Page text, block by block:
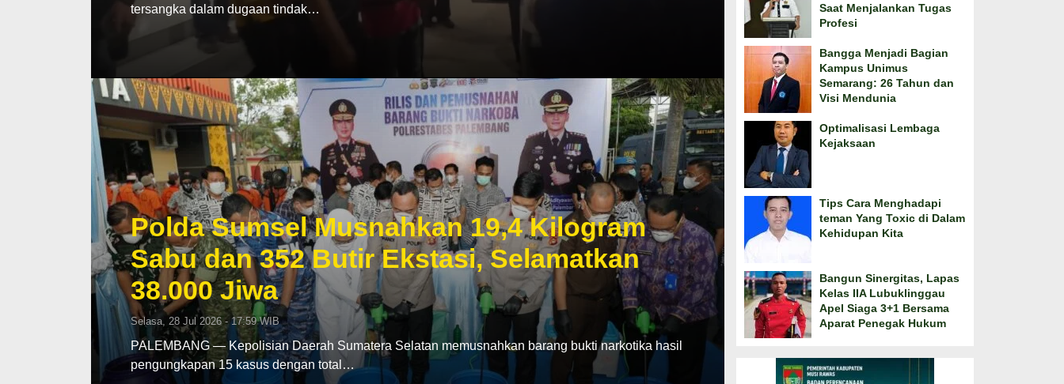
tersangka dalam dugaan tindak…
Polda Sumsel Musnahkan 19,4 Kilogram
Sabu dan 352 Butir Ekstasi, Selamatkan
38.000 Jiwa
Selasa, 28 Jul 2026 - 17:59 WIB
PALEMBANG — Kepolisian Daerah Sumatera Selatan memusnahkan barang bukti narkotika hasil
pengungkapan 15 kasus dengan total…
Saat Menjalankan Tugas
Profesi
Bangga Menjadi Bagian
Kampus Unimus
Semarang: 26 Tahun dan
Visi Mendunia
Optimalisasi Lembaga
Kejaksaan
Tips Cara Menghadapi
teman Yang Toxic di Dalam
Kehidupan Kita
Bangun Sinergitas, Lapas
Kelas IIA Lubuklinggau
Apel Siaga 3+1 Bersama
Aparat Penegak Hukum